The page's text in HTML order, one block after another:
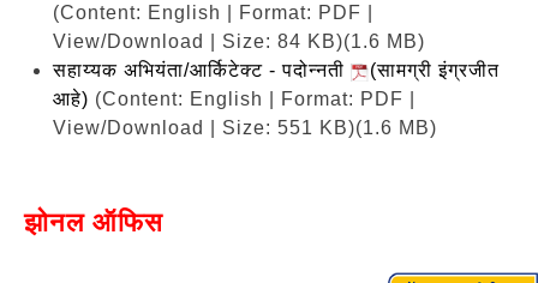
(Content: English | Format: PDF |
View/Download | Size: 84 KB)(1.6 MB)
सहाय्यक अभियंता/आर्किटेक्ट - पदोन्नती
(सामग्री इंग्रजीत
आहे) (Content: English | Format: PDF |
View/Download | Size: 551 KB)(1.6 MB)
झोनल ऑफिस